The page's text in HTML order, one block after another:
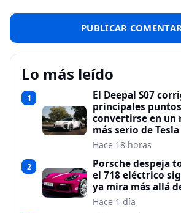
Lo más leído
1
El Deepal S07
principales
convertirse en un
más serio de Tesla
Hace 18 horas
2
Porsche despeja
el 718 eléctrico
ya mira más allá
Hace 1 día